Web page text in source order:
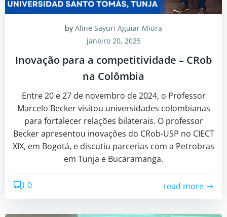
by Aline Sayuri Aguiar Miura
janeiro 20, 2025
Inovação para a competitividade – CRob
na Colômbia
Entre 20 e 27 de novembro de 2024, o Professor
Marcelo Becker visitou universidades colombianas
para fortalecer relações bilaterais. O professor
Becker apresentou inovações do CRob-USP no CIECT
XIX, em Bogotá, e discutiu parcerias com a Petrobras
em Tunja e Bucaramanga.
0 read more